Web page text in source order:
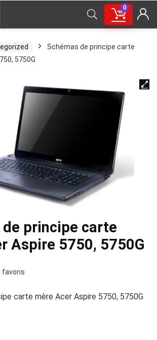
0
Schémas de principe carte
5750G
de principe carte
Aspire 5750, 5750G
favoris
carte mère Acer Aspire 5750, 5750G